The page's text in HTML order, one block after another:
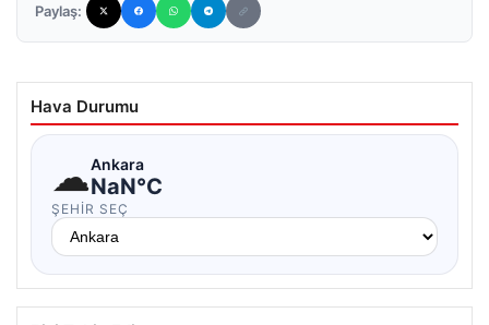
Paylaş:
Hava Durumu
☁Ankara
NaN°C
ŞEHIR SEÇ